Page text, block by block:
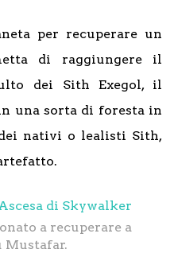
per recuperare un
di raggiungere il
dei Sith Exegol, il
una sorta di foresta in
nativi o lealisti Sith,
a recuperare a